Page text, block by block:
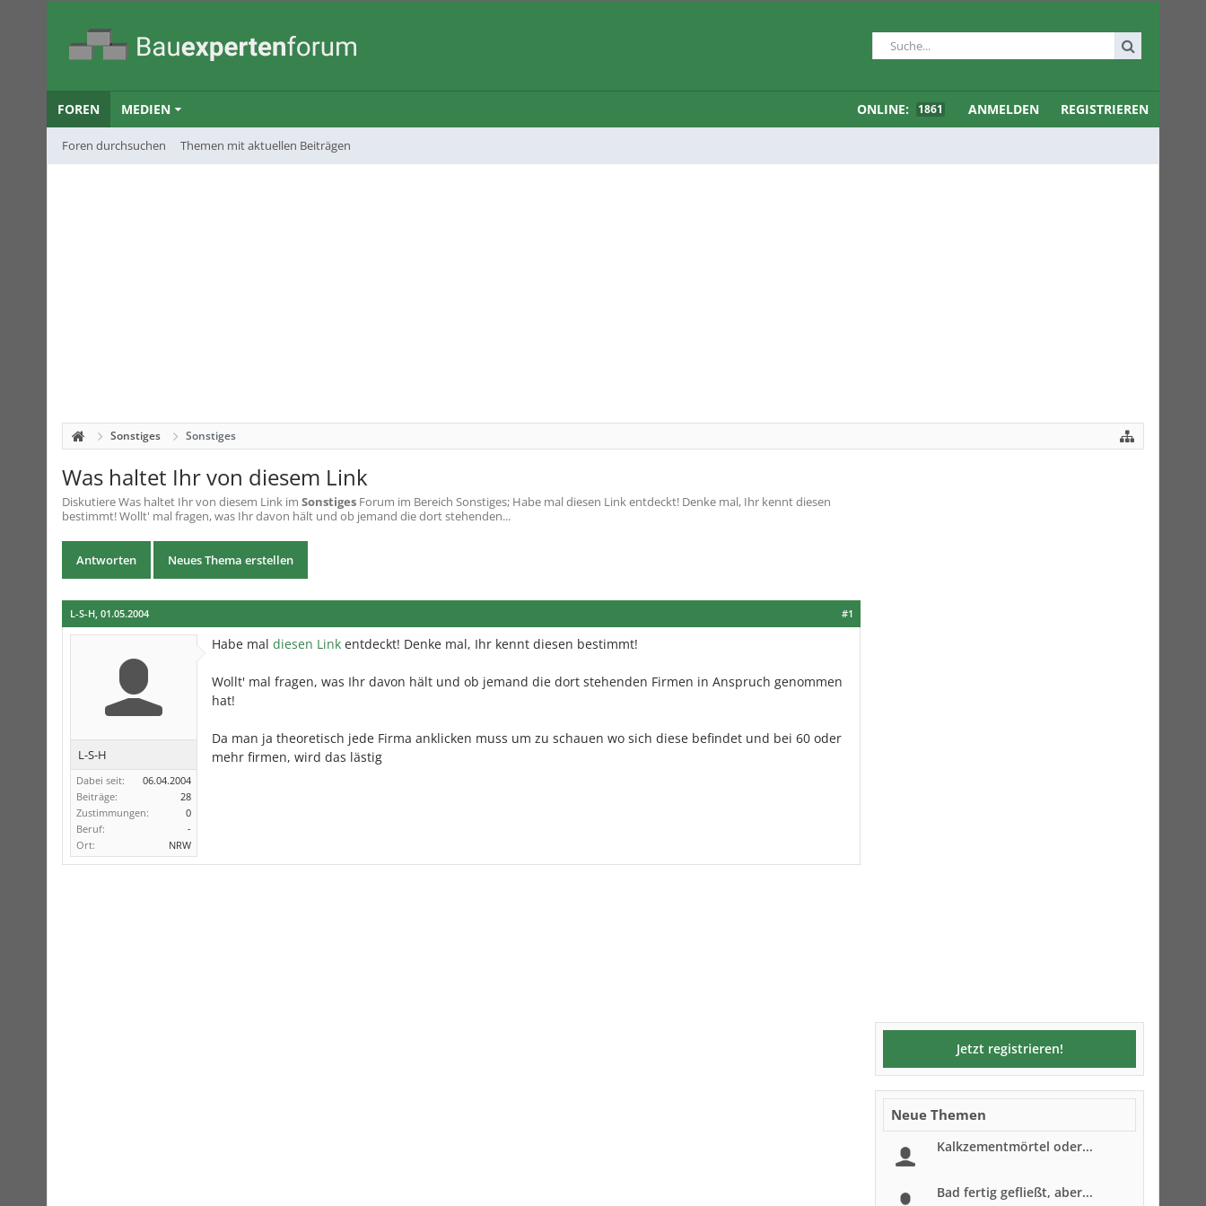
FOREN
Foren durchsuchen Themen mit aktuellen Beiträgen
MEDIEN ONLINE: 1861 ANMELDEN REGISTRIEREN
Sonstiges Sonstiges
Was haltet Ihr von diesem Link
DiskutiereWas haltet Ihr von diesem Link im Sonstiges Forum im Bereich Sonstiges; Habe mal diesen Link entdeckt! Denke mal, Ihr kennt diesen
bestimmt! Wollt' mal fragen, was Ihr davon hält und ob jemand die dort stehenden...
Antworten Neues Thema erstellen
#1
L-S-H, 01.05.2004
L-S-H
Dabei seit:
06.04.2004
Beiträge:
28
Zustimmungen:
0
Beruf:
-
Ort:
NRW
Habe mal diesen Link entdeckt! Denke mal, Ihr kennt diesen bestimmt!
Wollt' mal fragen, was Ihr davon hält und ob jemand die dort stehenden Firmen in Anspruch genommen
hat!
Da man ja theoretisch jede Firma anklicken muss um zu schauen wo sich diese befindet und bei 60 oder
mehr firmen, wird das lästig
Jetzt registrieren!
Neue Themen
Kalkzementmörtel oder...
Bad fertig gefließt, aber...